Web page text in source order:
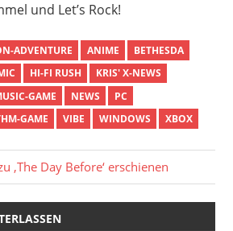
und Let’s Rock!
ADVENTURE ANIME
BETHESDA
HI-FI RUSH
KRIS' X-NEWS
GAME NEWS
PC
GAME VIBE WINDOWS XBOX
‚The Day Before‘ erschienen